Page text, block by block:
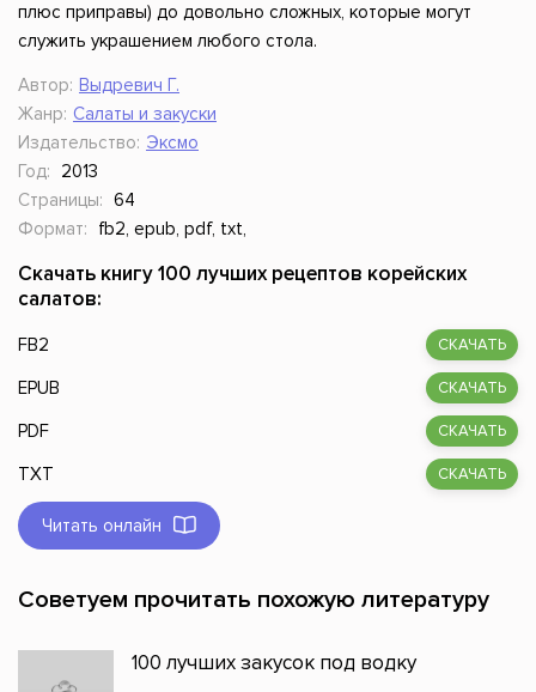
плюс приправы) до довольно сложных, которые могут
служить украшением любого стола.
Автор: Выдревич Г.
Жанр: Салаты и закуски
Издательство: Эксмо
Год:
2013
Страницы: 64
Формат:
fb2, epub, pdf, txt,
Скачать книгу 100 лучших рецептов корейских
салатов:
FB2 СКАЧАТЬ
EPUB СКАЧАТЬ
PDF СКАЧАТЬ
TXT СКАЧАТЬ
Читать онлайн
Советуем прочитать похожую литературу
100 лучших закусок под водку